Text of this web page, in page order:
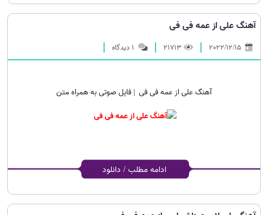
آهنگ علی از عمه فی فی
21713 ۱ دیدگاه
آهنگ علی از عمه فی فی | فایل صوتی به همراه متن
ادامه مطلب / دانلود